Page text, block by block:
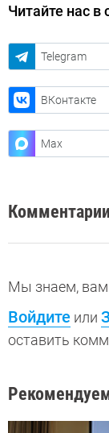
Читайте нас в
Telegram
ВКонтакте
Max
Комментарии
Мы знаем, вам
Войдите или
оставить